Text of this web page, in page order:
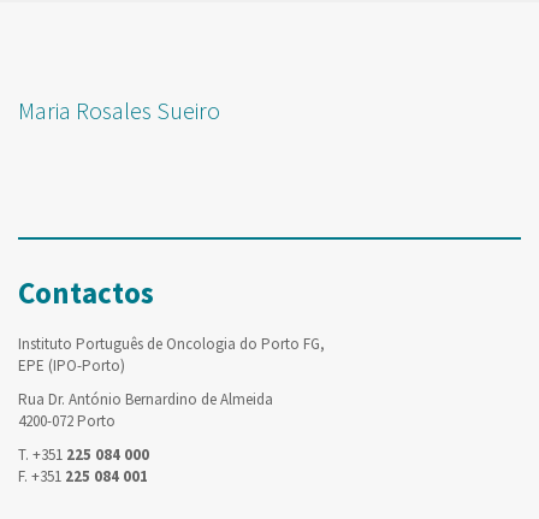
Maria Rosales Sueiro
Contactos
Instituto Português de Oncologia do Porto FG,
EPE (IPO-Porto)
Rua Dr. António Bernardino de Almeida
4200-072 Porto
T. +351 225 084 000
F. +351 225 084 001